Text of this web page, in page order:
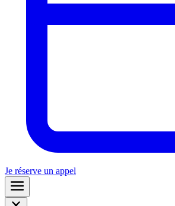
Je réserve un appel